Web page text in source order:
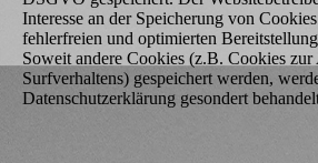
Interesse an der Speicherung von
fehlerfreien und optimierten
Soweit andere Cookies (z.B. Cookies zur
Surfverhaltens) gespeichert werden,
Datenschutzerklärung gesondert